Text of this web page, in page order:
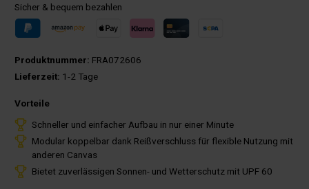
Sicher & bequem bezahlen
Produktnummer: FRA072606
Lieferzeit: 1-2 Tage
Vorteile
Schneller und einfacher Aufbau in nur einer Minute
Modular koppelbar dank Reißverschluss für flexible Nutzung mit
anderen Canvas
Bietet zuverlässigen Sonnen- und Wetterschutz mit UPF 60